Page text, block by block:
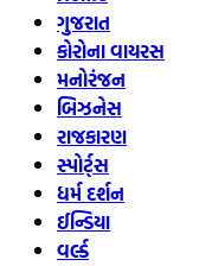
ગુજરાત
કોરોના વાયરસ
મનોરંજન
બિઝનેસ
રાજકારણ
સ્પોર્ટ્સ
ધર્મ દર્શન
ઈન્ડિયા
વર્લ્ડ